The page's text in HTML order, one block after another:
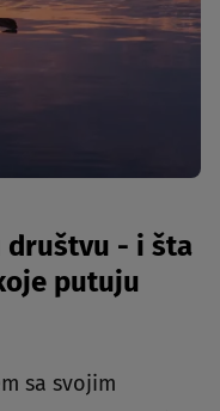
društvu - i šta
putuju
sa svojim